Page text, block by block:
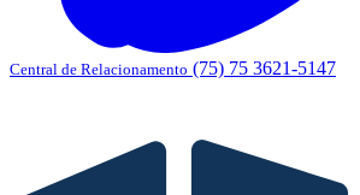
Central de Relacionamento (75) 75 3621-5147